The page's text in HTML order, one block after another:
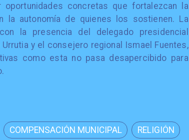
concretas que fortalezcan la
la autonomía de quienes los sostienen. La
la presencia del delegado presidencial
y el consejero regional Ismael Fuentes,
como esta no pasa desapercibido para
COMPENSACIÓN MUNICIPAL RELIGIÓN